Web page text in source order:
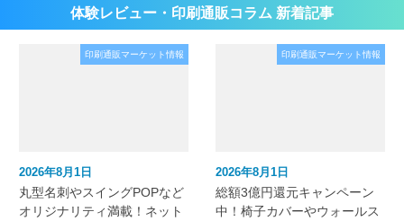
体験レビュー・印刷通販コラム 新着記事
印刷通販マーケット情報
2026年8月1日
丸型名刺やスイングPOPなど
オリジナリティ満載！ネット
印刷通販マーケット情報
2026年8月1日
総額3億円還元キャンペーン
中！椅子カバーやウォールス